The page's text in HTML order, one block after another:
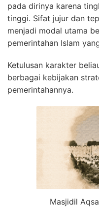
pada dirinya karena
tinggi. Sifat jujur dan
menjadi modal utama
pemerintahan Islam
Ketulusan karakter
berbagai kebijakan
pemerintahannya.
Masjidil